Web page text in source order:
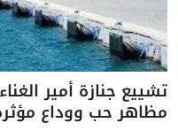
تشييع جنازة أمير
مظاهر حب ووداع